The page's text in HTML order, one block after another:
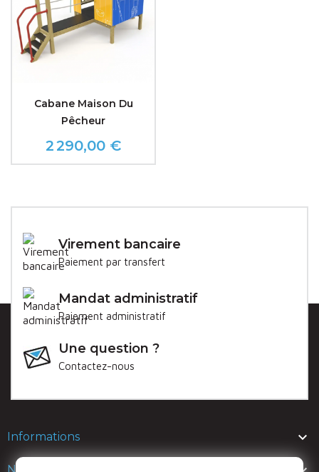
Cabane Maison Du
Pêcheur
Prix
2 290,00 €
Virement bancaire
Paiement par transfert
Mandat administratif
Paiement administratif
Une question ?
Contactez-nous
Informations 